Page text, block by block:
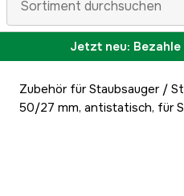
Jetzt neu: Bezahle
Zubehör für Staubsauger/
50/27 mm, antistatisch, für